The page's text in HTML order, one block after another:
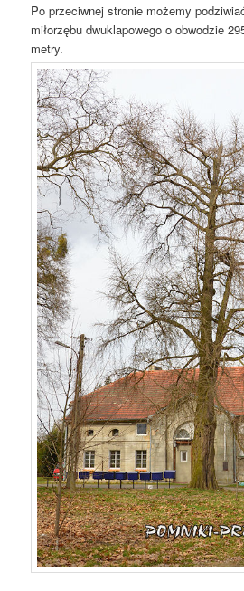
Po przeciwnej stronie możemy
miłorzębu dwuklapowego o obwodzie
metry.